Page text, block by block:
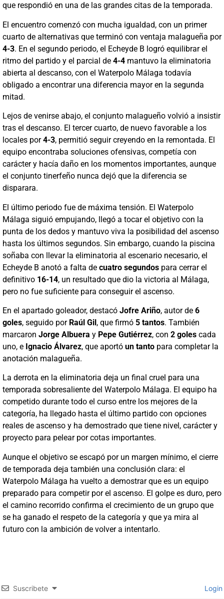
que respondió en una de las grandes citas de la temporada.
El encuentro comenzó con mucha igualdad, con un primer
cuarto de alternativas que terminó con ventaja malagueña por
4-3. En el segundo periodo, el Echeyde B logró equilibrar el
ritmo del partido y el parcial de 4-4 mantuvo la eliminatoria
abierta al descanso, con el Waterpolo Málaga todavía
obligado a encontrar una diferencia mayor en la segunda
mitad.
Lejos de venirse abajo, el conjunto malagueño volvió a insistir
tras el descanso. El tercer cuarto, de nuevo favorable a los
locales por4-3, permitió seguir creyendo en la remontada. El
equipo encontraba soluciones ofensivas, competía con
carácter y hacía daño en los momentos importantes, aunque
el conjunto tinerfeño nunca dejó que la diferencia se
disparara.
El último periodo fue de máxima tensión. El Waterpolo
Málaga siguió empujando, llegó a tocar el objetivo con la
punta de los dedos y mantuvo viva la posibilidad del ascenso
hasta los últimos segundos. Sin embargo, cuando la piscina
soñaba con llevar la eliminatoria al escenario necesario, el
Echeyde B anotó a falta de cuatro segundos para cerrar el
definitivo 16-14, un resultado que dio la victoria al Málaga,
pero no fue suficiente para conseguir el ascenso.
En el apartado goleador, destacó Jofre Ariño, autor de 6
goles, seguido por Raúl Gil, que firmó 5 tantos. También
marcaron Jorge Albuera y Pepe Gutiérrez, con 2 goles cada
uno, e Ignacio Álvarez, que aportó un tanto para completar la
anotación malagueña.
La derrota en la eliminatoria deja un final cruel para una
temporada sobresaliente del Waterpolo Málaga. El equipo ha
competido durante todo el curso entre los mejores de la
categoría, ha llegado hasta el último partido con opciones
reales de ascenso y ha demostrado que tiene nivel, carácter y
proyecto para pelear por cotas importantes.
Aunque el objetivo se escapó por un margen mínimo, el cierre
de temporada deja también una conclusión clara: el
Waterpolo Málaga ha vuelto a demostrar que es un equipo
preparado para competir por el ascenso. El golpe es duro, pero
el camino recorrido confirma el crecimiento de un grupo que
se ha ganado el respeto de la categoría y que ya mira al
futuro con la ambición de volver a intentarlo.
Suscribete Login